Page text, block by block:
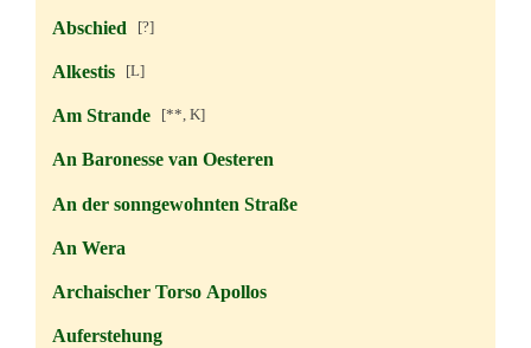
Abschied [?]
Alkestis[L]
Am Strande[**, K]
An Baronesse van Oesteren
An der sonngewohnten Straße
An Wera
Archaischer Torso Apollos
Auferstehung